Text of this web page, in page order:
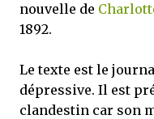
nouvelle de
1892.
Le texte est le
dépressive. Il est
clandestin car son